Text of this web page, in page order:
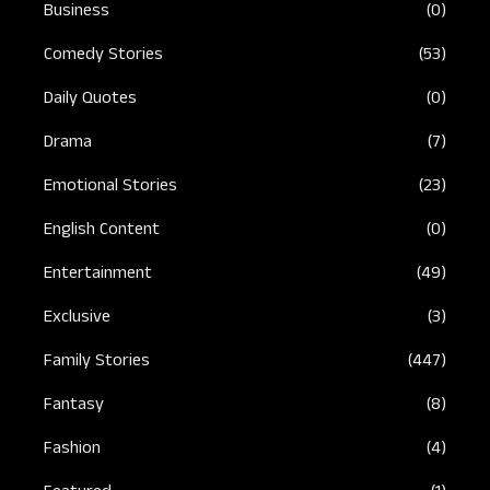
Business
(0)
Comedy Stories
(53)
Daily Quotes
(0)
Drama
(7)
Emotional Stories
(23)
English Content
(0)
Entertainment
(49)
Exclusive
(3)
Family Stories
(447)
Fantasy
(8)
Fashion
(4)